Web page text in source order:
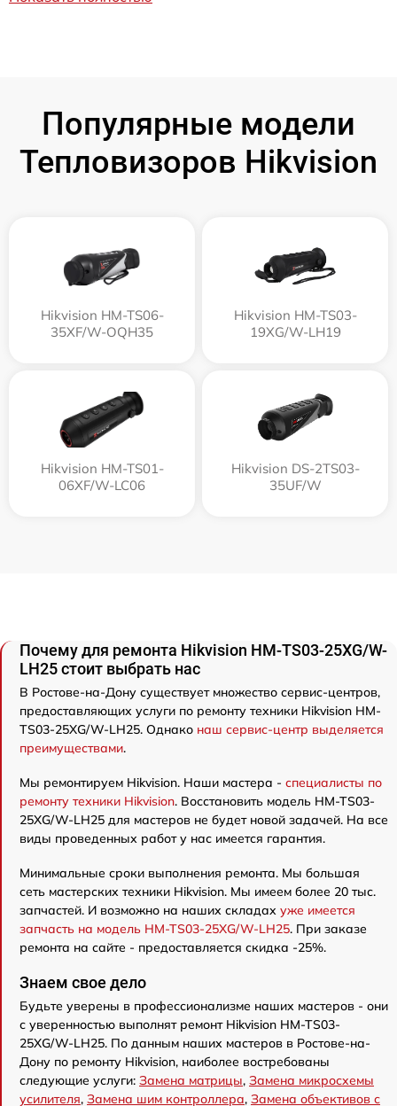
Популярные модели
Тепловизоров Hikvision
Hikvision HM-TS06-
35XF/W-OQH35
Hikvision HM-TS03-
19XG/W-LH19
Hikvision HM-TS01-
06XF/W-LC06
Hikvision DS-2TS03-
35UF/W
Почему для ремонта Hikvision HM-TS03-25XG/W-
LH25 стоит выбрать нас
В Ростове-на-Дону существует множество сервис-центров,
предоставляющих услуги по ремонту техники Hikvision HM-
TS03-25XG/W-LH25. Однако наш сервис-центр выделяется
преимуществами.
Мы ремонтируем Hikvision. Наши мастера - специалисты по
ремонту техники Hikvision. Восстановить модель HM-TS03-
25XG/W-LH25 для мастеров не будет новой задачей. На все
виды проведенных работ у нас имеется гарантия.
Минимальные сроки выполнения ремонта. Мы большая
сеть мастерских техники Hikvision. Мы имеем более 20 тыс.
запчастей. И возможно на наших складах уже имеется
запчасть на модель HM-TS03-25XG/W-LH25. При заказе
ремонта на сайте - предоставляется скидка -25%.
Знаем свое дело
Будьте уверены в профессионализме наших мастеров - они
с уверенностью выполнят ремонт Hikvision HM-TS03-
25XG/W-LH25. По данным наших мастеров в Ростове-на-
Дону по ремонту Hikvision, наиболее востребованы
следующие услуги: Замена матрицы, Замена микросхемы
усилителя, Замена шим контроллера, Замена объективов с